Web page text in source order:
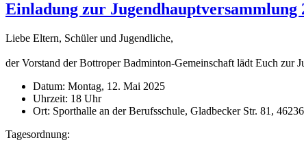
Einladung zur Jugendhauptversammlung
Liebe Eltern, Schüler und Jugendliche,
der Vorstand der Bottroper Badminton-Gemeinschaft lädt Euch zur
Datum: Montag, 12. Mai 2025
Uhrzeit: 18 Uhr
Ort: Sporthalle an der Berufsschule, Gladbecker Str. 81,
Tagesordnung: